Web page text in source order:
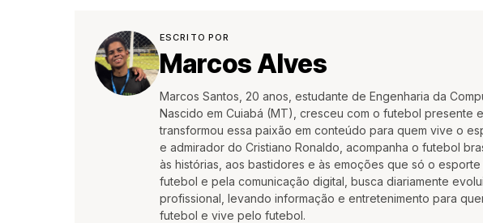
ESCRITO POR
Marcos Alves
Marcos Santos, 20 anos, estudante de Engenharia da
Nascido em Cuiabá (MT), cresceu com o futebol presente
transformou essa paixão em conteúdo para quem vive o
e admirador do Cristiano Ronaldo, acompanha o futebol
às histórias, aos bastidores e às emoções que só o
futebol e pela comunicação digital, busca diariamente
profissional, levando informação e entretenimento para
futebol e vive pelo futebol.